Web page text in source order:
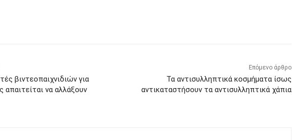
βιντεοπαιχνιδιών για
απαιτείται να αλλάξουν
Επόμενο άρθρο
Τα αντισυλληπτικά κοσμήματα ίσως
αντικαταστήσουν τα αντισυλληπτικά χάπια